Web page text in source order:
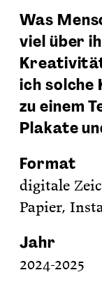
Was
viel über
ich solche
zu einem
Plakate
Format
digitale
Papier,
Jahr
2024-2025